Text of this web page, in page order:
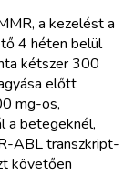
a kezelést a
4 héten belül
kétszer 300
előtt
mg-os,
a betegeknél,
ABL transzkript-
követően